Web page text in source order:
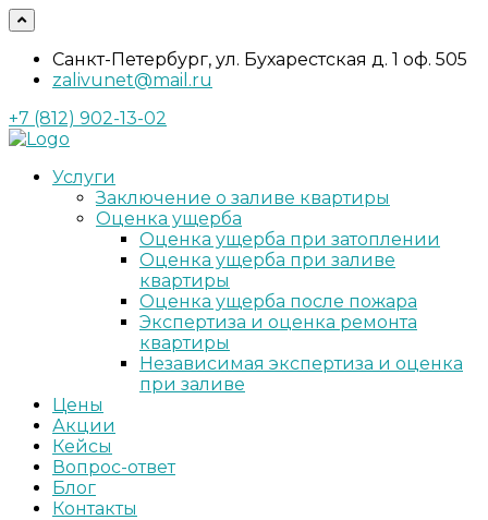
Санкт-Петербург, ул. Бухарестская д. 1 оф. 505
zalivunet@mail.ru
+7 (812) 902-13-02
Услуги
Заключение о заливе квартиры
Оценка ущерба
Оценка ущерба при затоплении
Оценка ущерба при заливе
квартиры
Оценка ущерба после пожара
Экспертиза и оценка ремонта
квартиры
Независимая экспертиза и оценка
при заливе
Цены
Акции
Кейсы
Вопрос-ответ
Блог
Контакты